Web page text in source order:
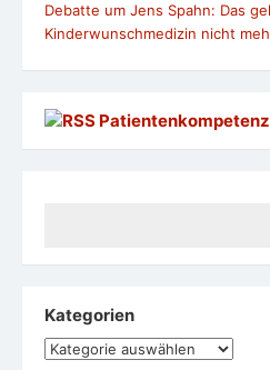
Debatte um Jens Spahn: Das
Kinderwunschmedizin nicht
Patientenkompetenz
Kategorien
Kategorien